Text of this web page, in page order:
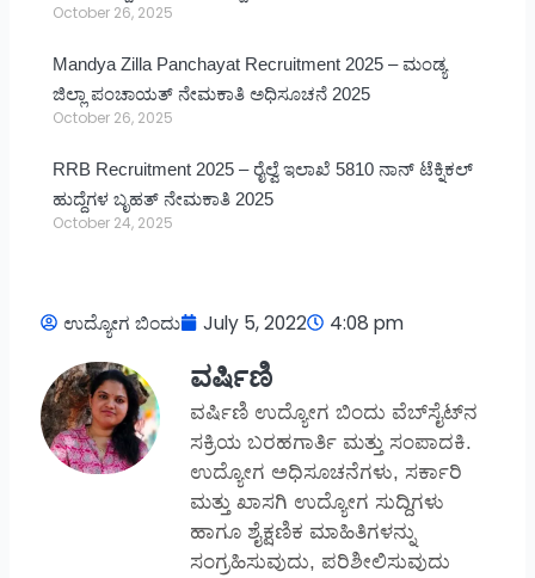
October 26, 2025
Mandya Zilla Panchayat Recruitment 2025 – ಮಂಡ್ಯ
ಜಿಲ್ಲಾ ಪಂಚಾಯತ್ ನೇಮಕಾತಿ ಅಧಿಸೂಚನೆ 2025
October 26, 2025
RRB Recruitment 2025 – ರೈಲ್ವೆ ಇಲಾಖೆ 5810 ನಾನ್ ಟೆಕ್ನಿಕಲ್
ಹುದ್ದೆಗಳ ಬೃಹತ್ ನೇಮಕಾತಿ 2025
October 24, 2025
ಉದ್ಯೋಗ ಬಿಂದು July 5, 2022 4:08 pm
ವರ್ಷಿಣಿ
ವರ್ಷಿಣಿ ಉದ್ಯೋಗ ಬಿಂದು ವೆಬ್‌ಸೈಟ್‌ನ
ಸಕ್ರಿಯ ಬರಹಗಾರ್ತಿ ಮತ್ತು ಸಂಪಾದಕಿ.
ಉದ್ಯೋಗ ಅಧಿಸೂಚನೆಗಳು, ಸರ್ಕಾರಿ
ಮತ್ತು ಖಾಸಗಿ ಉದ್ಯೋಗ ಸುದ್ದಿಗಳು
ಹಾಗೂ ಶೈಕ್ಷಣಿಕ ಮಾಹಿತಿಗಳನ್ನು
ಸಂಗ್ರಹಿಸುವುದು, ಪರಿಶೀಲಿಸುವುದು